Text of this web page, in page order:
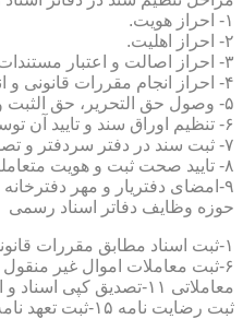
۱- احراز هویت.
۲- احراز اهلیت.
۳- احراز اصالت و اعتبار مستندات سند.
۴- احراز انجام مقررات قانونی و انجام مکاتبات لازم و اطمینان از عدم منع قانونی تنظیم سند.
۵- وصول حق التحریر، حق الثبت و سایر حقوق دولتی.
۶- تنظیم اوراق سند و تایید آن توسط متعاملین.
۷- ثبت سند در دفتر سردفتر و تصدیق مطابقت سند و ثبت دفتر توسط متعاملین.
۸- تایید صحت ثبت و هویت متعاملین با امضای سردفتر ذیل ثبت دفتر و حاشیه سند.
۹-امضای دفتریار و مهر دفترخانه ذیل ثبت دفتر و در حاشیه سند.
حوزه وظایف دفاتر اسناد رسمی
ثبت رضایت نامه ۱۵-ثبت تعهد نامه ۱۶-ثبت اجاره نامه ۱۷-ثبت معاملات سرقفلی ۱۸-ثبت وقف نامه و اسناد موقوفه ۱۹-ثبت اسناد ضمانت نامه ۲۰-صدور اجرائیه ۲۱-ثبت نکاح ۲۲-ثبت طلاق